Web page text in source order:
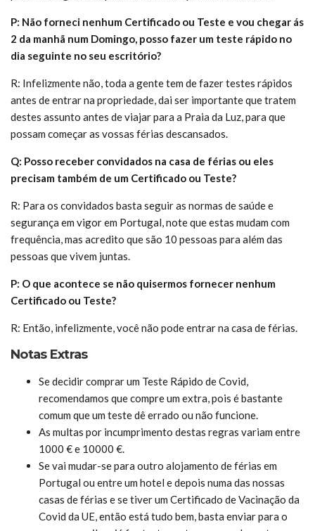
P: Não forneci nenhum Certificado ou Teste e vou chegar ás
2 da manhã num Domingo, posso fazer um teste rápido no
dia seguinte no seu escritório?
R: Infelizmente não, toda a gente tem de fazer testes rápidos
antes de entrar na propriedade, dai ser importante que tratem
destes assunto antes de viajar para a Praia da Luz, para que
possam começar as vossas férias descansados.
Q: Posso receber convidados na casa de férias ou eles
precisam também de um Certificado ou Teste?
R: Para os convidados basta seguir as normas de saúde e
segurança em vigor em Portugal, note que estas mudam com
frequência, mas acredito que são 10 pessoas para além das
pessoas que vivem juntas.
P: O que acontece se não quisermos fornecer nenhum
Certificado ou Teste?
R: Então, infelizmente, você não pode entrar na casa de férias.
Notas Extras
Se decidir comprar um Teste Rápido de Covid,
recomendamos que compre um extra, pois é bastante
comum que um teste dê errado ou não funcione.
As multas por incumprimento destas regras variam entre
1000 € e 10000 €.
Se vai mudar-se para outro alojamento de férias em
Portugal ou entre um hotel e depois numa das nossas
casas de férias e se tiver um Certificado de Vacinação da
Covid da UE, então está tudo bem, basta enviar para o